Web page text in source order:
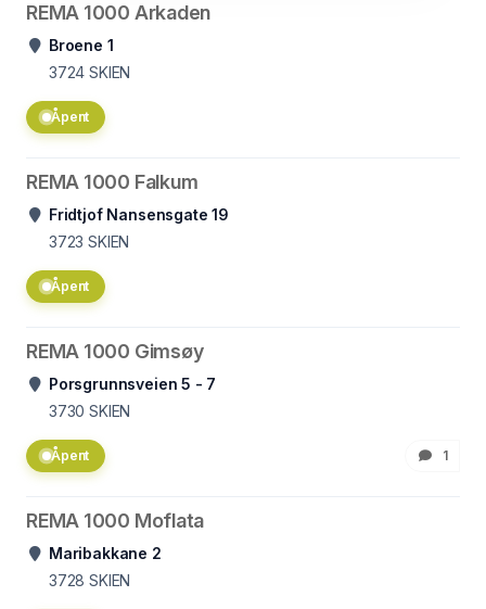
REMA 1000 Arkaden
Broene 1
3724 SKIEN
Åpent
REMA 1000 Falkum
Fridtjof Nansensgate 19
3723 SKIEN
Åpent
REMA 1000 Gimsøy
Porsgrunnsveien 5 - 7
3730 SKIEN
Åpent 1
REMA 1000 Moflata
Maribakkane 2
3728 SKIEN